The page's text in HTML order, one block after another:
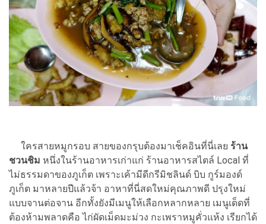
ใครสายหมูกรอบ สายของกรุบต้องมาเช็คอินที่นี่เลย ร้าน
ชวนชิม หนึ่งในร้านอาหารเก่าแก่ ร้านอาหารสไตล์ Local ที่
ไม่ธรรมดาของภูเก็ต เพราะเค้ามีดีกรีมิชลินด์ บิบ กูร์มองด์
ภูเก็ต มาหลายปีแล้วจ้า อาหาที่นี่สดใหม่คุณภาพดี ปรุงใหม่
แบบจานต่อจาน อีกทั้งยังมีเมนูให้เลือกหลากหลาย เมนูเด็ดที่
ต้องห้ามพลาดคือ ไก่ผัดเม็ดมะม่วง กะเพราหมูคั่วแห้ง เรียกได้